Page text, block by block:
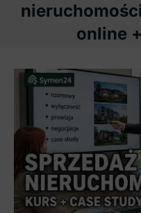
online